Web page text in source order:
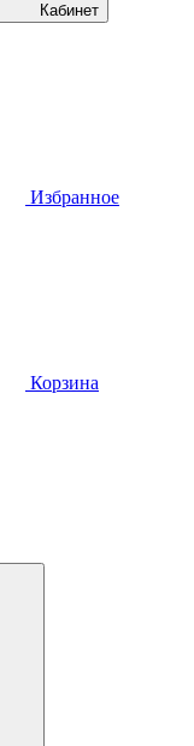
Кабинет
Избранное
Корзина